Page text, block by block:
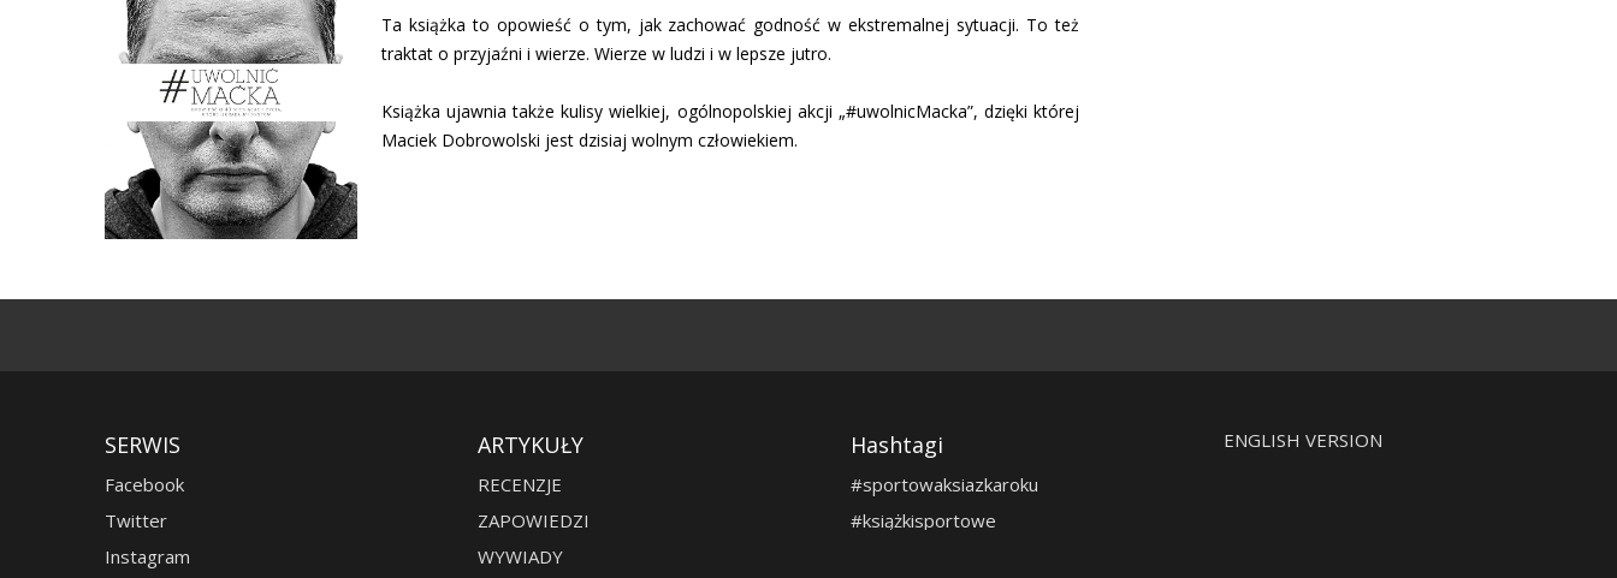
Ta książka to opowieść o tym, jak zachować godność w ekstremalnej sytuacji. To też
traktat o przyjaźni i wierze. Wierze w ludzi i w lepsze jutro.
Książka ujawnia także kulisy wielkiej, ogólnopolskiej akcji „#uwolnicMacka”, dzięki której
Maciek Dobrowolski jest dzisiaj wolnym człowiekiem.
SERWIS
Facebook
Twitter
Instagram
ARTYKUŁY
RECENZJE
ZAPOWIEDZI
WYWIADY
Hashtagi
#sportowaksiazkaroku
#książkisportowe
ENGLISH VERSION